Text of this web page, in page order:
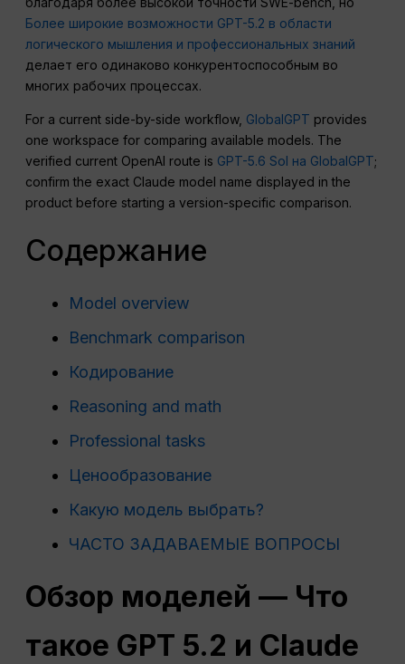
Более широкие возможности GPT-5.2 в области
логического мышления и профессиональных знаний
делает его одинаково конкурентоспособным во
многих рабочих процессах.
For a current side-by-side workflow, GlobalGPT provides
one workspace for comparing available models. The
verified current OpenAI route is GPT-5.6 Sol на GlobalGPT;
confirm the exact Claude model name displayed in the
product before starting a version-specific comparison.
Содержание
Model overview
Benchmark comparison
Кодирование
Reasoning and math
Professional tasks
Ценообразование
Какую модель выбрать?
ЧАСТО ЗАДАВАЕМЫЕ ВОПРОСЫ
Обзор моделей — Что
такое GPT 5.2 и Claude